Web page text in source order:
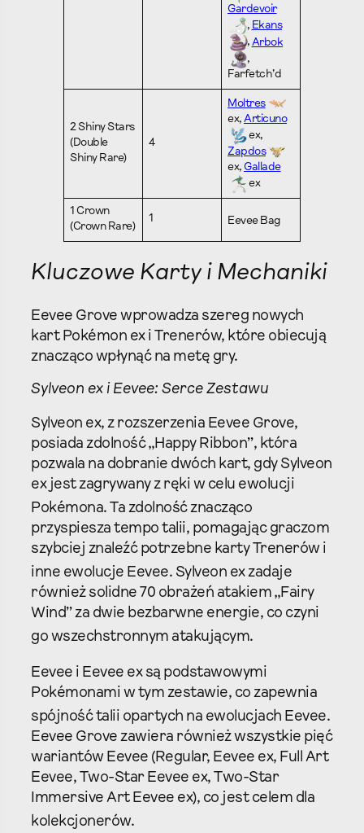
Gardevoir
, Ekans
, Arbok
,
Farfetch’d
2 Shiny Stars
(Double
Shiny Rare)
4
Moltres
ex, Articuno
ex,
Zapdos
ex, Gallade
ex
1 Crown
(Crown Rare)
1 Eevee Bag
Kluczowe Karty i Mechaniki
Eevee Grove wprowadza szereg nowych
kart Pokémon ex i Trenerów, które obiecują
znacząco wpłynąć na metę gry.
Sylveon ex i Eevee: Serce Zestawu
Sylveon ex, z rozszerzenia Eevee Grove,
posiada zdolność „Happy Ribbon”, która
pozwala na dobranie dwóch kart, gdy Sylveon
ex jest zagrywany z ręki w celu ewolucji
Pokémona. Ta zdolność znacząco
przyspiesza tempo talii, pomagając graczom
szybciej znaleźć potrzebne karty Trenerów i
inne ewolucje Eevee. Sylveon ex zadaje
również solidne 70 obrażeń atakiem „Fairy
Wind” za dwie bezbarwne energie, co czyni
go wszechstronnym atakującym.
Eevee i Eevee ex są podstawowymi
Pokémonami w tym zestawie, co zapewnia
spójność talii opartych na ewolucjach Eevee.
Eevee Grove zawiera również wszystkie pięć
wariantów Eevee (Regular, Eevee ex, Full Art
Eevee, Two-Star Eevee ex, Two-Star
Immersive Art Eevee ex), co jest celem dla
kolekcjonerów.